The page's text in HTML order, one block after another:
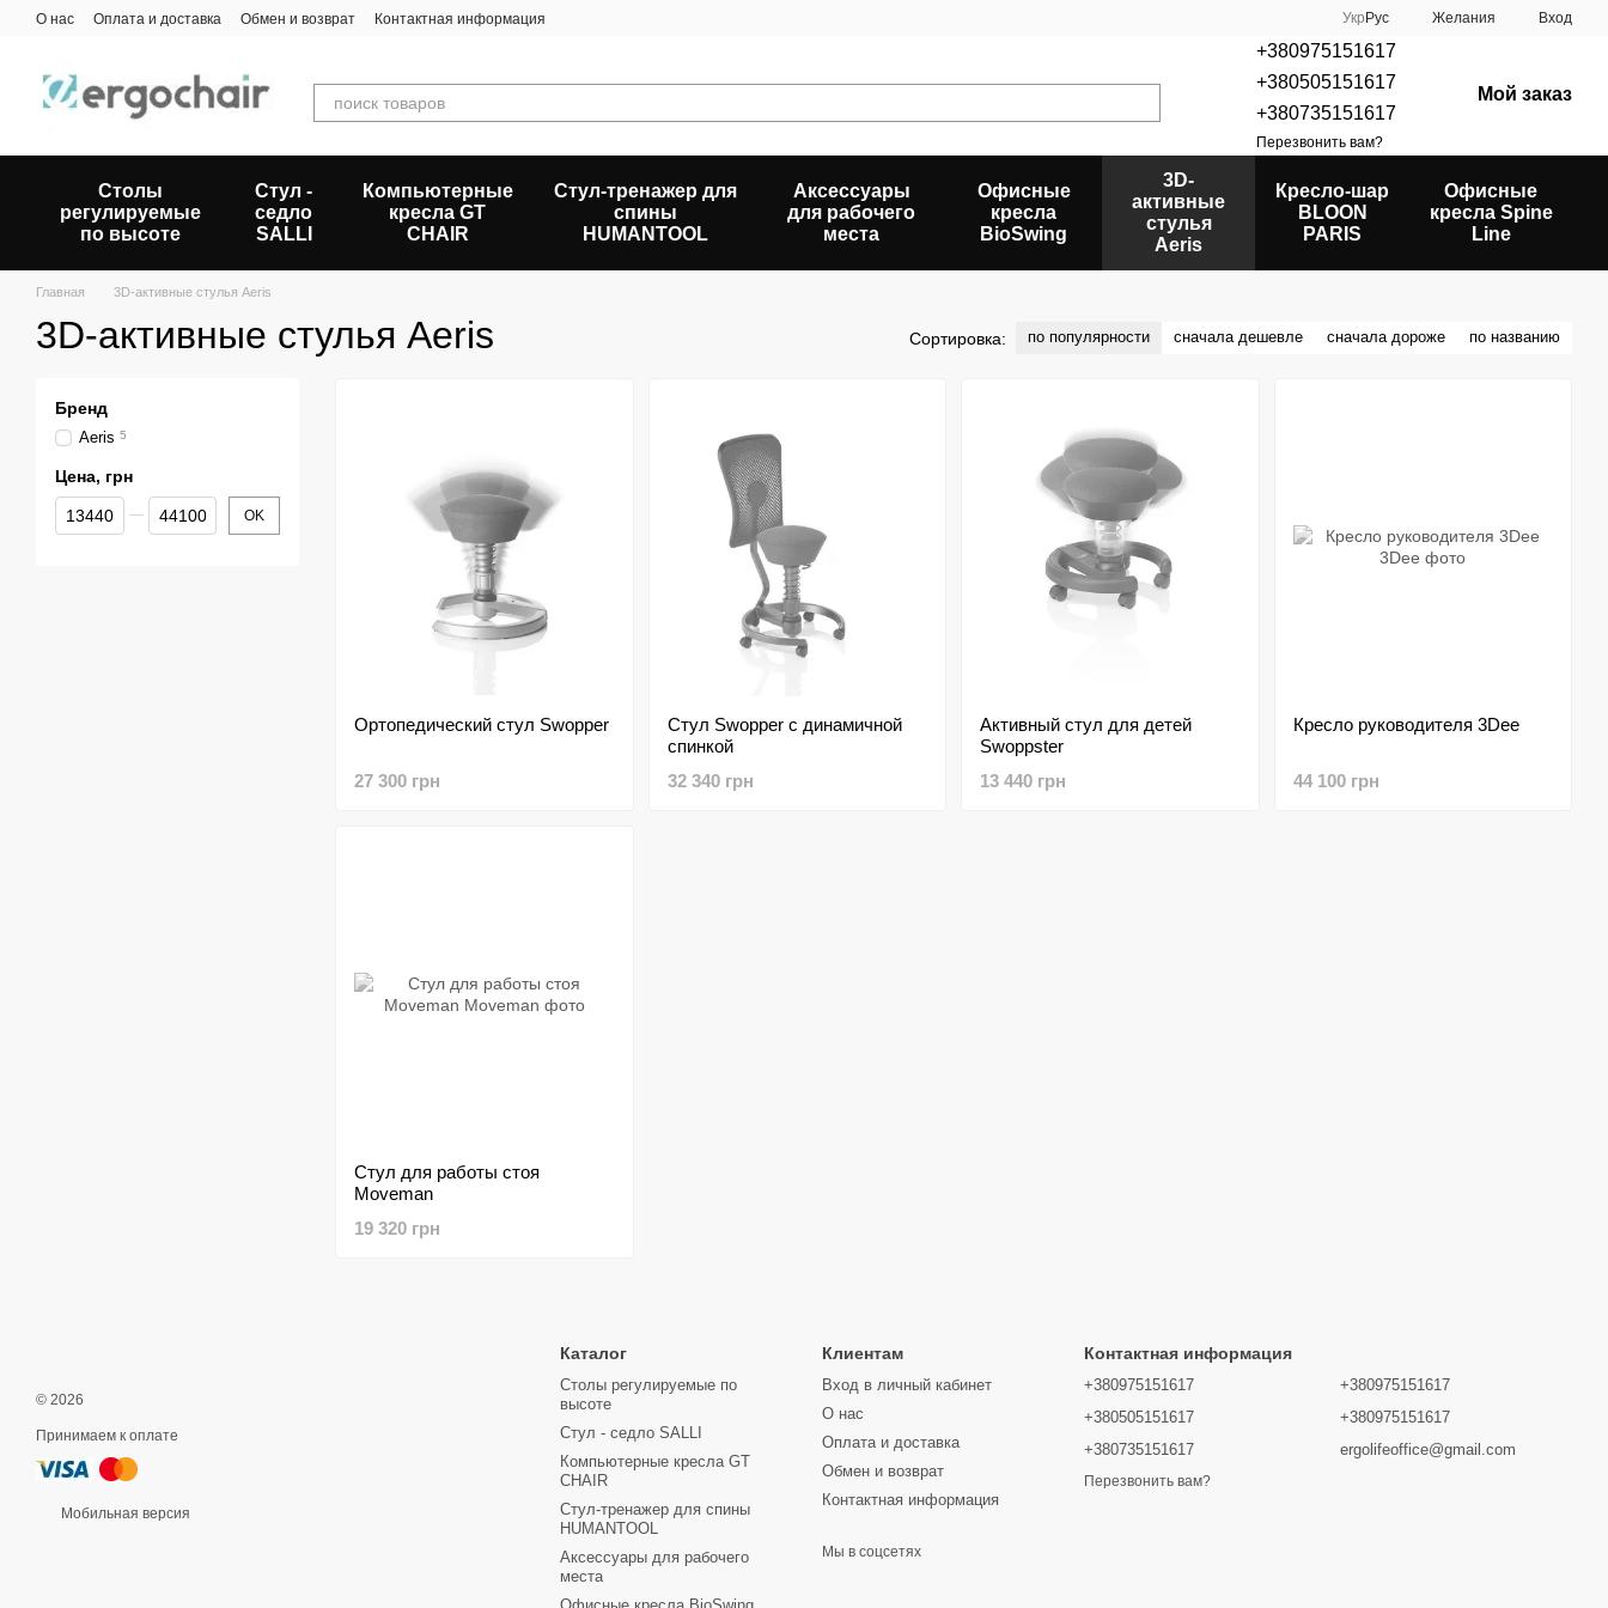
Перейти к основному контенту
О нас Оплата и доставка Обмен и возврат Контактная информация Укр Рус Желания Вход
+380975151617
+380505151617
+380735151617
Перезвонить вам?
Мой заказ
Столы
регулируемые
по высоте
Стул -
седло
SALLI
Компьютерные
кресла GT
CHAIR
Стул-тренажер для
спины
HUMANTOOL
Аксессуары
для рабочего
места
Офисные
кресла
BioSwing
3D-
активные
стулья
Aeris
Кресло-шар
BLOON
PARIS
Офисные
кресла Spine
Line
Главная 3D-активные стулья Aeris
3D-активные стулья Aeris Сортировка: по популярности сначала дешевле сначала дороже по названию
Ортопедический стул Swopper
27 300 грн
Стул Swopper с динамичной
спинкой
32 340 грн
Активный стул для детей
Swoppster
13 440 грн
Кресло руководителя 3Dee
44 100 грн
Стул для работы стоя
Moveman
19 320 грн
Бренд
Aeris 5
Цена, грн
От Цена, грн
До Цена, грн OK
© 2026
Принимаем к оплате
Мобильная версия
Каталог
Столы регулируемые по
высоте
Стул - седло SALLI
Компьютерные кресла GT
CHAIR
Стул-тренажер для спины
HUMANTOOL
Аксессуары для рабочего
места
Клиентам
Вход в личный кабинет
О нас
Оплата и доставка
Обмен и возврат
Контактная информация
Мы в соцсетях
Контактная информация
+380975151617
+380505151617
+380735151617
Перезвонить вам?
+380975151617
+380975151617
ergolifeoffice@gmail.com